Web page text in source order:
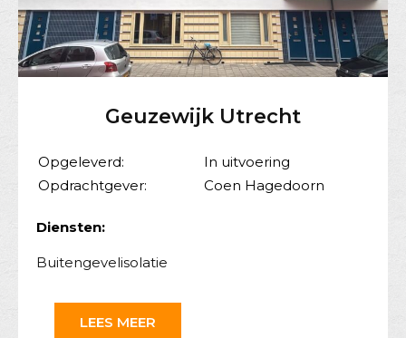
Geuzewijk Utrecht
Opgeleverd:
In uitvoering
Opdrachtgever:
Coen Hagedoorn
Diensten:
Buitengevelisolatie
LEES MEER